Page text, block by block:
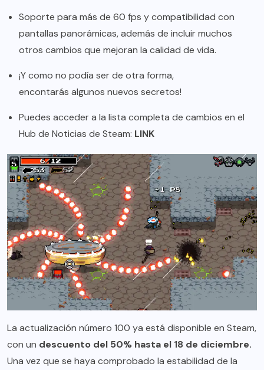
Soporte para más de 60 fps y compatibilidad con
pantallas panorámicas, además de incluir muchos
otros cambios que mejoran la calidad de vida.
¡Y como no podía ser de otra forma,
encontarás algunos nuevos secretos!
Puedes acceder a la lista completa de cambios en el
Hub de Noticias de Steam: LINK
La actualización número 100 ya está disponible en Steam,
con un descuento del 50% hasta el 18 de diciembre.
Una vez que se haya comprobado la estabilidad de la